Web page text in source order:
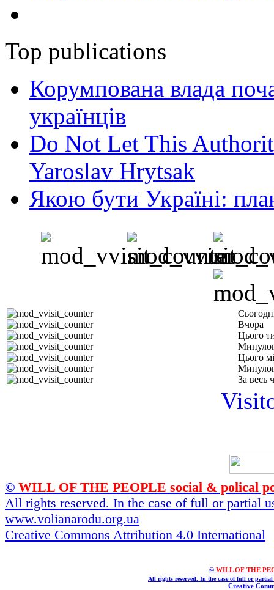
Top publications
Корумпована влада
українців
Do Not Let This
Yaroslav Hrytsak
Якою бути Україні:
Вчора
Цього
Цього
За весь
© WILL OF THE PEOPLE social & polical
All rights reserved. In the case of full or partial
www.volianarodu.org.ua
Creative Commons Attribution 4.0 International
© WILL OF THE
All rights reserved. In the case of full or
Creative